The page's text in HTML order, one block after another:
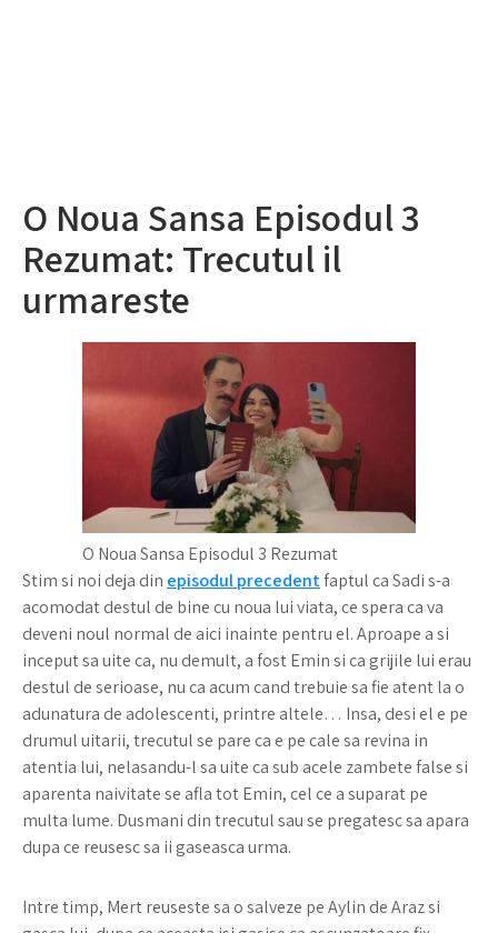
O Noua Sansa Episodul 3
Rezumat: Trecutul il
urmareste
O Noua Sansa Episodul 3 Rezumat
Stim si noi deja din episodul precedentfaptul ca Sadi s-a
acomodat destul de bine cu noua lui viata, ce spera ca va
deveni noul normal de aici inainte pentru el. Aproape a si
inceput sa uite ca, nu demult, a fost Emin si ca grijile lui erau
destul de serioase, nu ca acum cand trebuie sa fie atent la o
adunatura de adolescenti, printre altele… Insa, desi el e pe
drumul uitarii, trecutul se pare ca e pe cale sa revina in
atentia lui, nelasandu-l sa uite ca sub acele zambete false si
aparenta naivitate se afla tot Emin, cel ce a suparat pe
multa lume. Dusmani din trecutul sau se pregatesc sa apara
dupa ce reusesc sa ii gaseasca urma.
Intre timp, Mert reuseste sa o salveze pe Aylin de Araz si